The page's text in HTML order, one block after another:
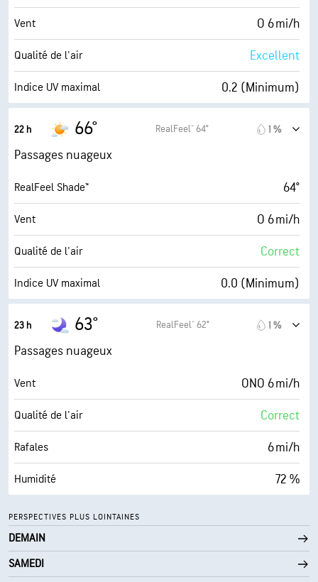
AccuLumen Brightness Index™ 5 (Moyenne)
Couverture nuageuse 65 %
Visibilité 10 mi
Vent O 6 mi/h
Qualité de l'air Excellent
Indice UV maximal 0.2 (Minimum)
Humidité
Point de rosée 54° F
AccuLumen Brightness Index™ 2 (Sombre)
Couverture nuageuse 65 %
Visibilité 10 mi
22 h 66° RealFeel® 64° 1 %
Passages nuageux
RealFeel Shade™ 64°
Vent O 6 mi/h
Qualité de l'air Correct
Indice UV maximal 0.0 (Minimum)
Humidité
Point de rosée 54° F
AccuLumen Brightness Index™ 0 (Sombre)
Couverture nuageuse 64 %
Visibilité 10 mi
23 h 63° RealFeel® 62° 1 %
Passages nuageux
Vent ONO 6 mi/h
Qualité de l'air Correct
Rafales 6 mi/h
Humidité 72 %
AccuLumen Brightness Index™ 0 (Sombre)
Couverture nuageuse 64 %
PERSPECTIVES PLUS LOINTAINES
DEMAIN
SAMEDI